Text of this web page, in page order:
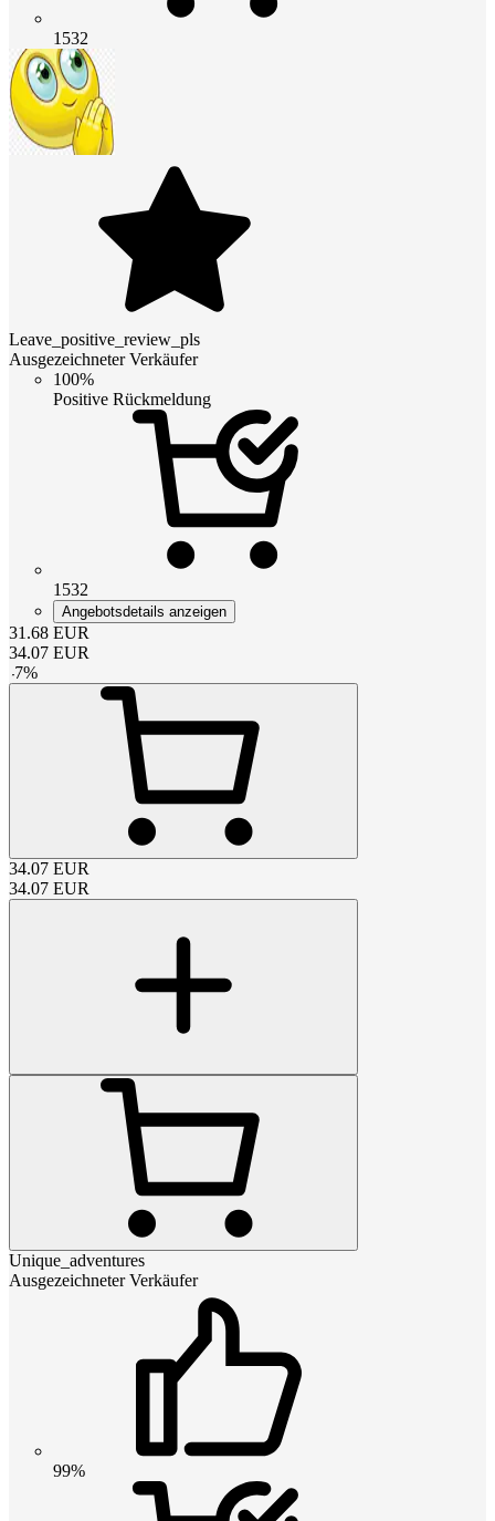
1532
Leave_positive_review_pls
Ausgezeichneter Verkäufer
100%
Positive Rückmeldung
1532
Angebotsdetails anzeigen
31.68 EUR
34.07 EUR
-7%
34.07 EUR
34.07 EUR
Unique_adventures
Ausgezeichneter Verkäufer
99%